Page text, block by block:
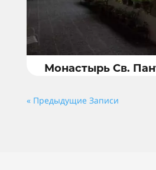
Монастырь Св.
« Предыдущие Записи